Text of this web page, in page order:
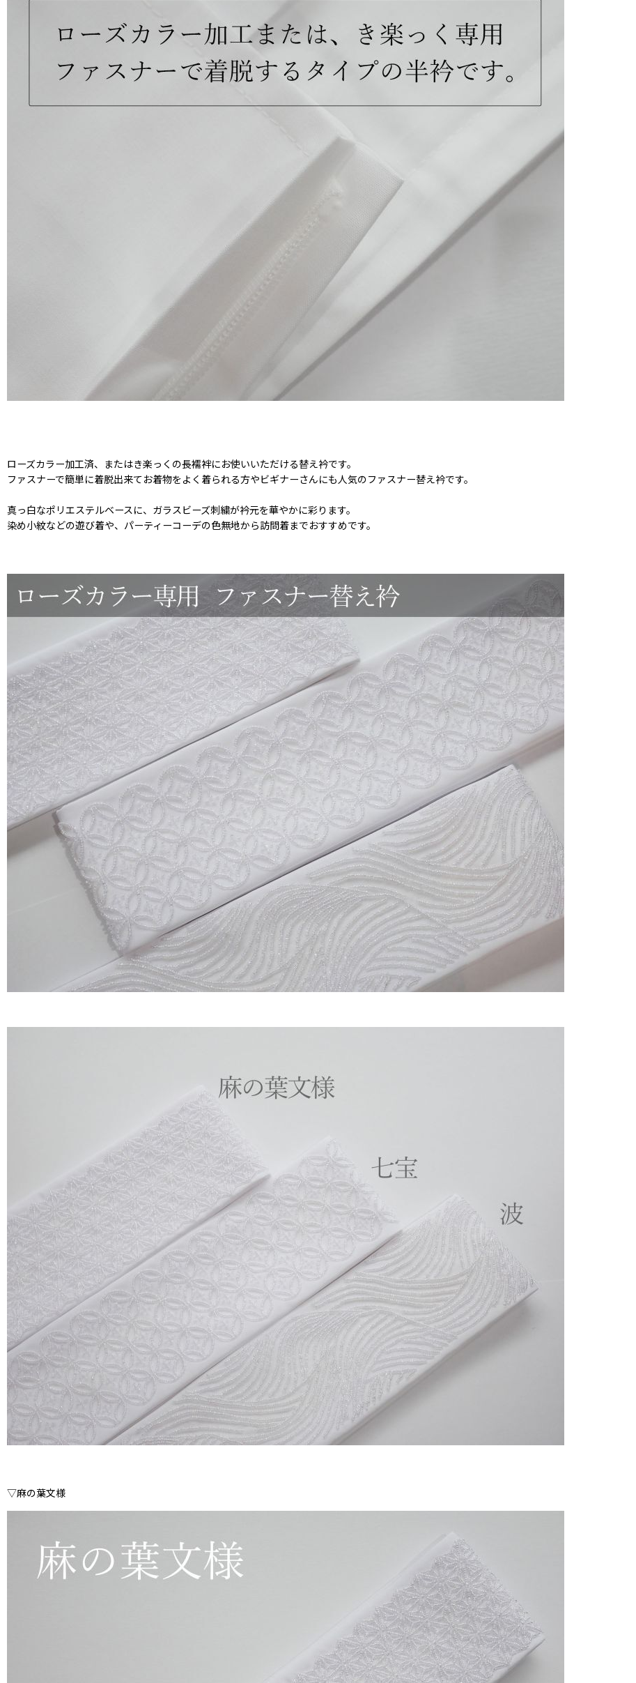
ローズカラー加工済、またはき楽っくの長襦袢にお使いいただける替え衿です。
ファスナーで簡単に着脱出来てお着物をよく着られる方やビギナーさんにも人気のファスナー替え衿です。
真っ白なポリエステルベースに、ガラスビーズ刺繍が衿元を華やかに彩ります。
染め小紋などの遊び着や、パーティーコーデの色無地から訪問着までおすすめです。
▽麻の葉文様